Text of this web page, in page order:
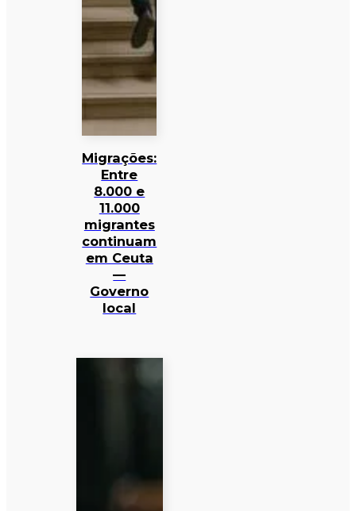
Migrações:
Entre
8.000 e
11.000
migrantes
continuam
em Ceuta
—
Governo
local